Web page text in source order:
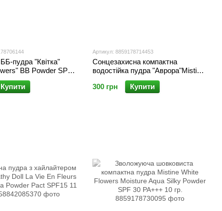
пудра "Квітка"
BB Powder SPF
гр
Купити
Артикул: 8859178714453
Сонцезахисна компактна
водостійка пудра "Аврора"Mistine
Aurora Wet & Dry Powder SPF 30
PA++ 10 гр
300 грн Купити